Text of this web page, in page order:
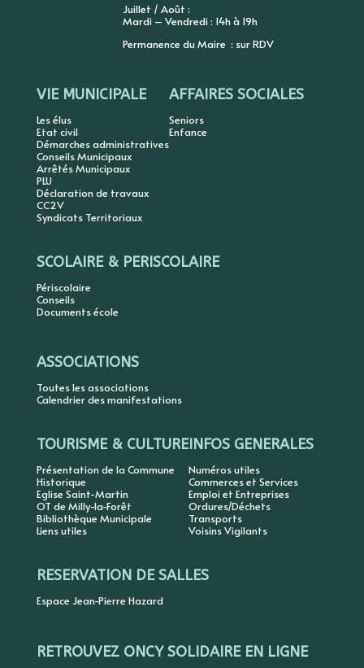
Juillet / Août :
Mardi – Vendredi : 14h à 19h
Permanence du Maire : sur RDV
VIE MUNICIPALE
Les élus
Etat civil
Démarches administratives
Conseils Municipaux
Arrêtés Municipaux
PLU
Déclaration de travaux
CC2V
Syndicats Territoriaux
AFFAIRES SOCIALES
Seniors
Enfance
SCOLAIRE & PERISCOLAIRE
Périscolaire
Conseils
Documents école
ASSOCIATIONS
Toutes les associations
Calendrier des manifestations
TOURISME & CULTURE
Présentation de la Commune
Historique
Eglise Saint-Martin
OT de Milly-la-Forêt
Bibliothèque Municipale
Liens utiles
INFOS GENERALES
Numéros utiles
Commerces et Services
Emploi et Entreprises
Ordures/Déchets
Transports
Voisins Vigilants
RESERVATION DE SALLES
Espace Jean-Pierre Hazard
RETROUVEZ ONCY SOLIDAIRE EN LIGNE